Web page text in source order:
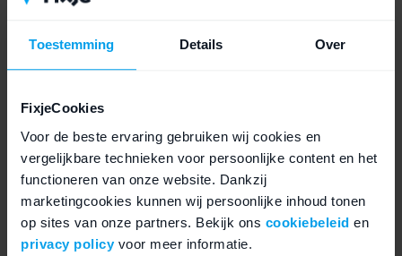
Toestemming Details Over
FixjeCookies
Voor de beste ervaring gebruiken wij cookies en
vergelijkbare technieken voor persoonlijke content en het
functioneren van onze website. Dankzij
marketingcookies kunnen wij persoonlijke inhoud tonen
op sites van onze partners. Bekijk ons cookiebeleid en
privacy policyvoor meer informatie.
kanten.
Probeer een andere HDMI-poort op je tv.
Test de kabel met een ander apparaat op dezelfde
poort.
Werkt dat allemaal niet? Dan kan de HDMI-chip op het
moederbord beschadigd zijn. Dit is een reparatie voor